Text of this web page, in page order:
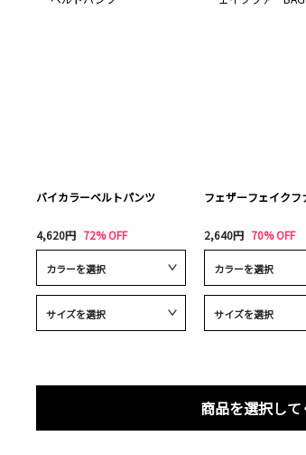
バイカラーベルトパンツ
4,620円 72% OFF
フェザーフェイクフ
2,640円 70% OFF
商品を選択し